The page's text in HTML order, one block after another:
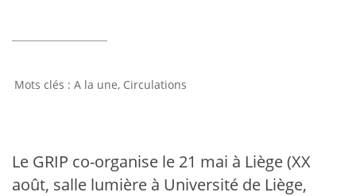
A la une, Circulations
Le GRIP co-organise le 21 mai à Liège (XX
août, salle lumière à Université de Liège,